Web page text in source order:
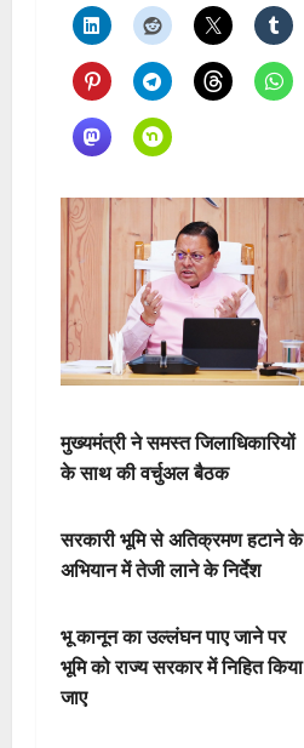
मुख्यमंत्री ने समस्त जिलाधिकारियों
के साथ की वर्चुअल बैठक
सरकारी भूमि से अतिक्रमण हटाने के
अभियान में तेजी लाने के निर्देश
भू कानून का उल्लंघन पाए जाने पर
भूमि को राज्य सरकार में निहित किया
जाए